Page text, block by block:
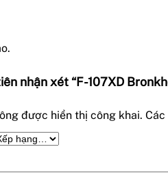
nhận xét “F-107XD
được hiển thị công khai.